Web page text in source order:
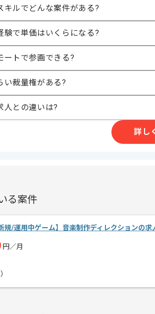
・中規模プロジェクト(15人程度)のス
-インゲームの設計(企画立案～仕様書
-アウトゲームの設計(企画立案～仕様
歓迎スキル
スキルに不安がある方へ
上記に似た経験やスキルをお持ちであれば申
キルでどんな案件がある?
験で単価はいくらになる?
ートで参画できる?
い裁量権がある?
人との違いは?
詳し
る案件
規/運用中ゲーム】音楽制作ディレクションの求
円／月